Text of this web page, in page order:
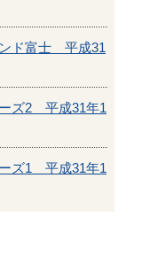
ド富士 平成31
ズ2 平成31年1
ズ1 平成31年1